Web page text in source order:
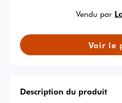
Vendu par
Voir le
Description du produit